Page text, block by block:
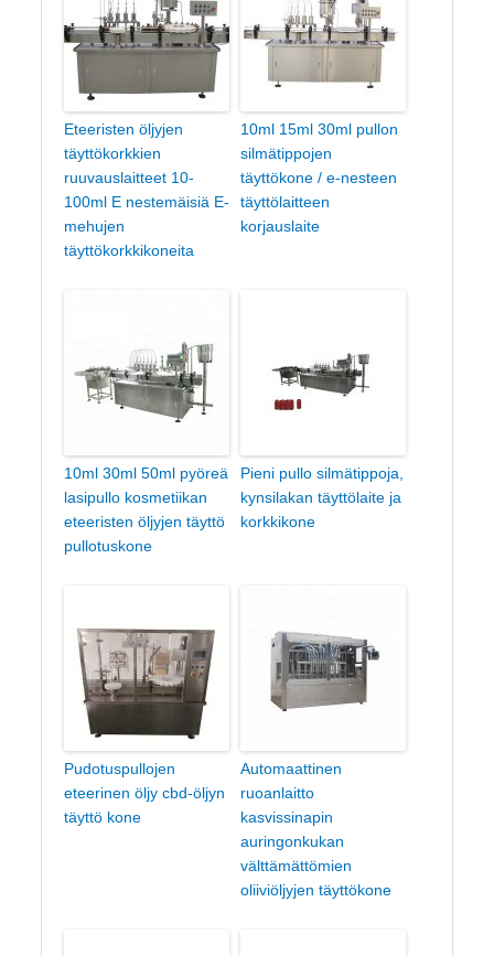
Eteeristen öljyjen
täyttökorkkien
ruuvauslaitteet 10-
100ml E nestemäisiä E-
mehujen
täyttökorkkikoneita
10ml 15ml 30ml pullon
silmätippojen
täyttökone / e-nesteen
täyttölaitteen
korjauslaite
10ml 30ml 50ml pyöreä
lasipullo kosmetiikan
eteeristen öljyjen täyttö
pullotuskone
Pieni pullo silmätippoja,
kynsilakan täyttölaite ja
korkkikone
Pudotuspullojen
eteerinen öljy cbd-öljyn
täyttö kone
Automaattinen
ruoanlaitto
kasvissinapin
auringonkukan
välttämättömien
oliiviöljyjen täyttökone